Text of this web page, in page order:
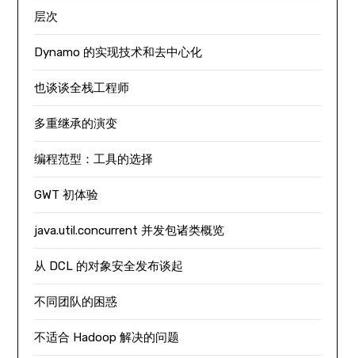
层次
Dynamo 的实现技术和去中心化
也谈谈全栈工程师
多重继承的演变
编程范型：工具的选择
GWT 初体验
java.util.concurrent 并发包诸类概览
从 DCL 的对象安全发布谈起
不同团队的困惑
不适合 Hadoop 解决的问题